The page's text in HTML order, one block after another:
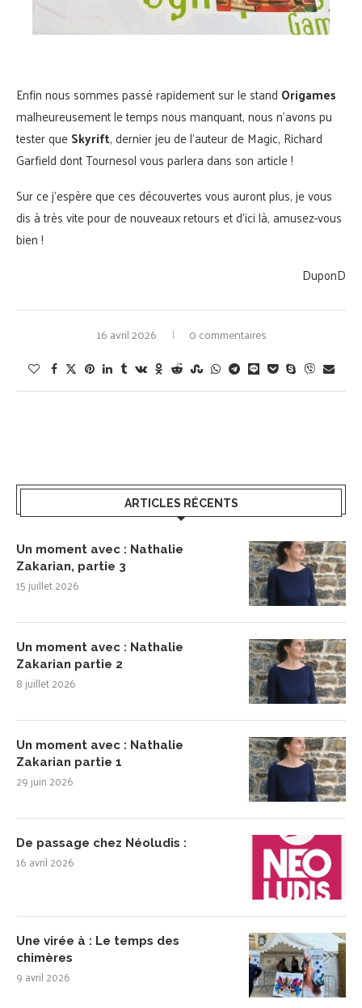
Enfin nous sommes passé rapidement sur le stand Origames
malheureusement le temps nous manquant, nous n’avons pu
tester queSkyrift, dernier jeu de l’auteur de Magic, Richard
Garfield dont Tournesol vous parlera dans son article !
Sur ce j’espère que ces découvertes vous auront plus, je vous
dis à très vite pour de nouveaux retours et d’ici là, amusez-vous
bien !
DuponD
16 avril 2026 0 commentaires
ARTICLES RÉCENTS
Un moment avec : Nathalie
Zakarian, partie 3
15 juillet 2026
Un moment avec : Nathalie
Zakarian partie 2
8 juillet 2026
Un moment avec : Nathalie
Zakarian partie 1
29 juin 2026
De passage chez Néoludis :
16 avril 2026
Une virée à : Le temps des
chimères
9 avril 2026